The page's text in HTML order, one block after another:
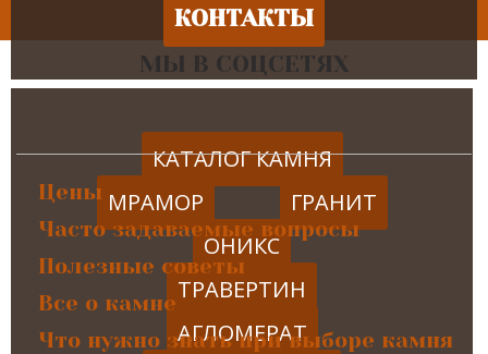
КОНТАКТЫ
КАТАЛОГ КАМНЯ
МРАМОР
ГРАНИТ
ОНИКС
ТРАВЕРТИН
АГЛОМЕРАТ
МЫ В СОЦСЕТЯХ
Цены
Часто задаваемые вопросы
Полезные советы
Все о камне
Что нужно знать при выборе камня